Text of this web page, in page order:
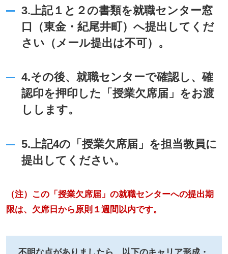
3.上記１と２の書類を就職センター窓
口（東金・紀尾井町）へ提出してくだ
さい（メール提出は不可）。
4.その後、就職センターで確認し、確
認印を押印した「授業欠席届」をお渡
しします。
5.上記4の「授業欠席届」を担当教員に
提出してください。
（注）この「授業欠席届」の就職センターへの提出期
限は、欠席日から原則１週間以内です。